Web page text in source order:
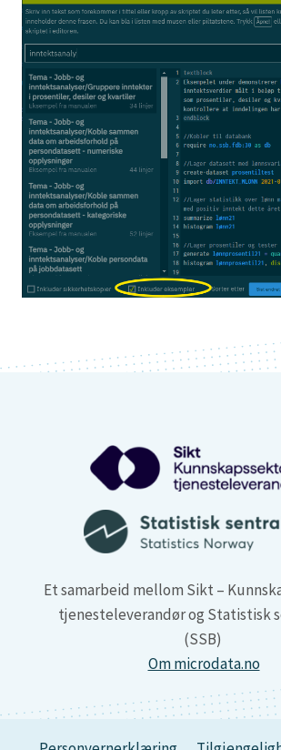
Et samarbeid mellom Sikt –
tjenesteleverandør og Statistisk
(SSB)
Om microdata.no